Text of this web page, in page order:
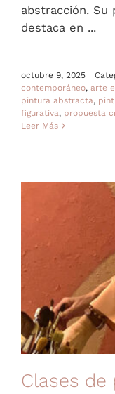
abstracción. Su
destaca en ...
octubre 9, 2025 |
contemporáneo, arte
pintura abstracta,
figurativa, propuesta
Leer Más
Clases de